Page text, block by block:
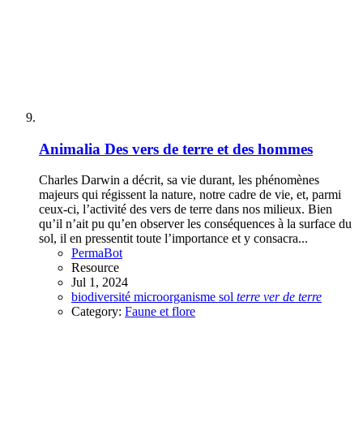
Animalia Des vers de terre et des hommes
Charles Darwin a décrit, sa vie durant, les phénomènes
majeurs qui régissent la nature, notre cadre de vie, et, parmi
ceux-ci, l’activité des vers de terre dans nos milieux. Bien
qu’il n’ait pu qu’en observer les conséquences à la surface du
sol, il en pressentit toute l’importance et y consacra...
PermaBot
Resource
Jul 1, 2024
biodiversité microorganisme sol terre ver de terre
Category: Faune et flore